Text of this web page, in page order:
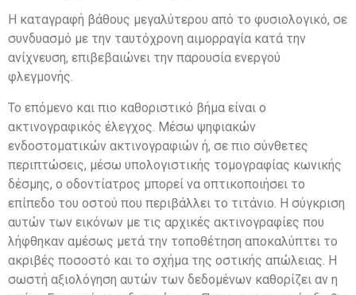
Η καταγραφή βάθους μεγαλύτερου από το φυσιολογικό, σε
συνδυασμό με την ταυτόχρονη αιμορραγία κατά την
ανίχνευση, επιβεβαιώνει την παρουσία ενεργού
φλεγμονής.
Το επόμενο και πιο καθοριστικό βήμα είναι ο
ακτινογραφικός έλεγχος. Μέσω ψηφιακών
ενδοστοματικών ακτινογραφιών ή, σε πιο σύνθετες
περιπτώσεις, μέσω υπολογιστικής τομογραφίας κωνικής
δέσμης, ο οδοντίατρος μπορεί να οπτικοποιήσει το
επίπεδο του οστού που περιβάλλει το τιτάνιο. Η σύγκριση
αυτών των εικόνων με τις αρχικές ακτινογραφίες που
λήφθηκαν αμέσως μετά την τοποθέτηση αποκαλύπτει το
ακριβές ποσοστό και το σχήμα της οστικής απώλειας. Η
σωστή αξιολόγηση αυτών των δεδομένων καθορίζει αν η